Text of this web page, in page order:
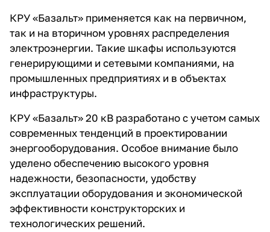
КРУ «Базальт» применяется как на первичном,
так и на вторичном уровнях распределения
электроэнергии. Такие шкафы используются
генерирующими и сетевыми компаниями, на
промышленных предприятиях и в объектах
инфраструктуры.
КРУ «Базальт» 20 кВ разработано с учетом самых
современных тенденций в проектировании
энергооборудования. Особое внимание было
уделено обеспечению высокого уровня
надежности, безопасности, удобству
эксплуатации оборудования и экономической
эффективности конструкторских и
технологических решений.